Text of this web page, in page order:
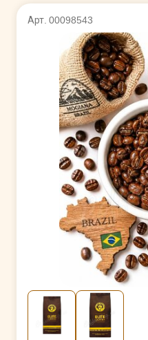
Арт. 00098543